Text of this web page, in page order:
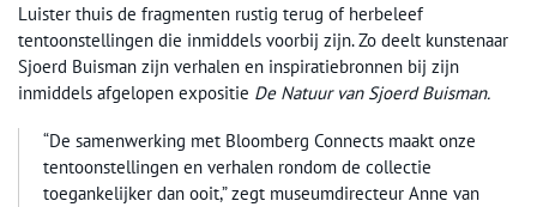
Luister thuis de fragmenten rustig terug of herbeleef
tentoonstellingen die inmiddels voorbij zijn. Zo deelt kunstenaar
Sjoerd Buisman zijn verhalen en inspiratiebronnen bij zijn
inmiddels afgelopen expositie De Natuur van Sjoerd Buisman.
“De samenwerking met Bloomberg Connects maakt onze
tentoonstellingen en verhalen rondom de collectie
toegankelijker dan ooit,” zegt museumdirecteur Anne van